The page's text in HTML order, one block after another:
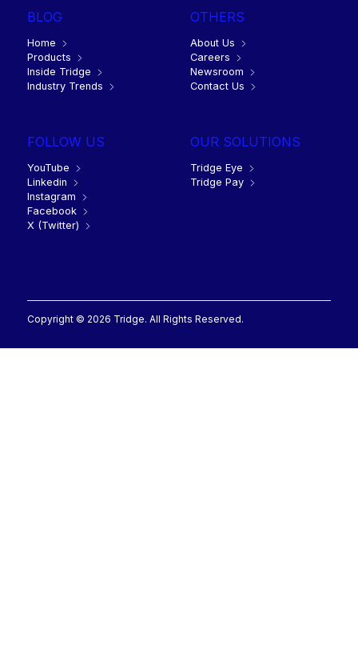
BLOG
Home
Products
Inside Tridge
Industry Trends
OTHERS
About Us
Careers
Newsroom
Contact Us
FOLLOW US
YouTube
Linkedin
Instagram
Facebook
X (Twitter)
OUR SOLUTIONS
Tridge Eye
Tridge Pay
Copyright © 2026 Tridge. All Rights Reserved.